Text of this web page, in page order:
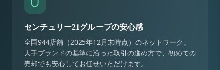
センチュリー21グループの安心感
全国944店舗（2025年12月末時点）のネットワーク。
大手ブランドの基準に沿った取引の進め方で、初めての
売却でも安心してお任せいただけます。